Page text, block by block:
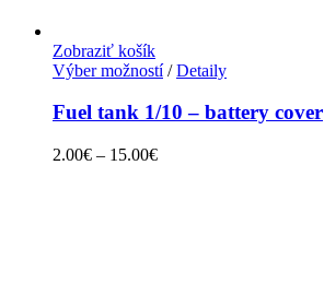
Zobraziť košík
Výber možností/ Detaily
Fuel tank 1/10 – battery cover
2.00€ – 15.00€